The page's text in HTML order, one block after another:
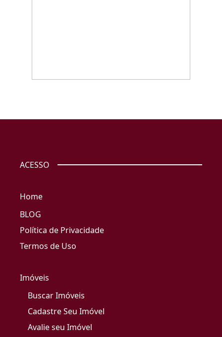
ACESSO
Home
BLOG
Política de Privacidade
Termos de Uso
Imóveis
Buscar Imóveis
Cadastre Seu Imóvel
Avalie seu Imóvel